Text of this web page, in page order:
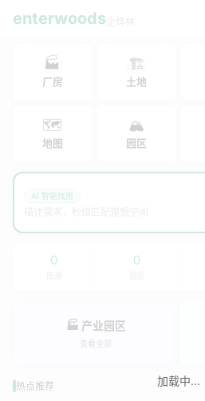
enterwoods
🏭
厂房
🏗
土地
🗺
地图
🏔
园区
AI 智能找房
0 0
🏭 产业园区
查看全部
热点推荐 加载中...